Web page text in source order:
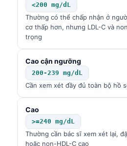
<200 mg/dL
Thường có thể chấp nhận ở
cơ thấp hơn, nhưng LDL-C và
trọng
Cao cận ngưỡng
200-239 mg/dL
Cần xem xét đầy đủ toàn bộ hồ
Cao
>=240 mg/dL
Thường cần bác sĩ xem xét lại,
hoặc non-HDL-C cao